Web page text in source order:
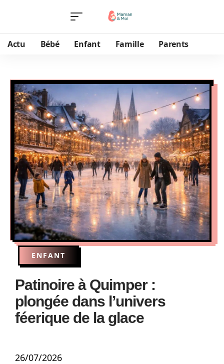
Actu Bébé Enfant Famille Parents
ENFANT
Patinoire à Quimper :
plongée dans l’univers
féerique de la glace
26/07/2026